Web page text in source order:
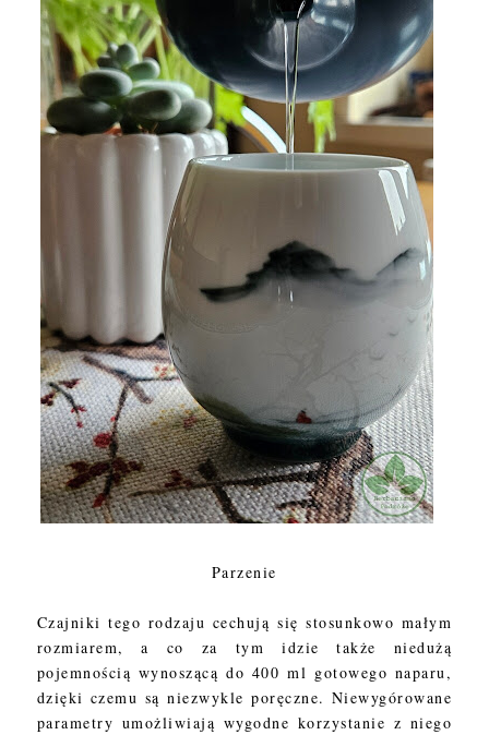
Parzenie
Czajniki tego rodzaju cechują się stosunkowo małym
rozmiarem, a co za tym idzie także niedużą
pojemnością wynoszącą do 400 ml gotowego naparu,
dzięki czemu są niezwykle poręczne. Niewygórowane
parametry umożliwiają wygodne korzystanie z niego